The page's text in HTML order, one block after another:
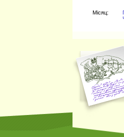
Мiсяц: